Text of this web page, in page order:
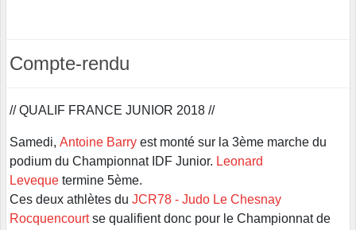
Compte-rendu
// QUALIF FRANCE JUNIOR 2018 //
Samedi, Antoine Barry est monté sur la 3ème marche du
podium du Championnat IDF Junior. Leonard
Leveque termine 5ème.
Ces deux athlètes du JCR78 - Judo Le Chesnay
Rocquencourtse qualifient donc pour le Championnat de